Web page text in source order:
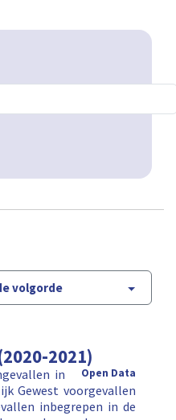
volgorde
2021)
Open Data
in
Gewest voorgevallen
inbegrepen in de